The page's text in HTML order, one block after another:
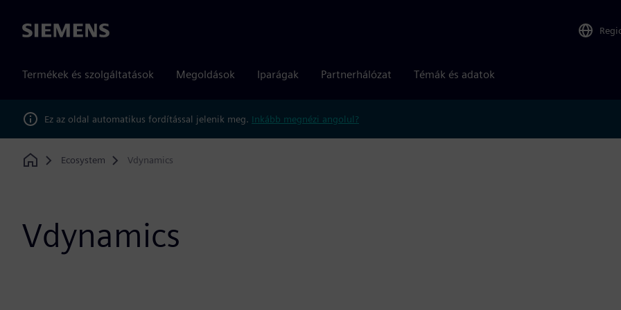
Siemens
Termékek és szolgáltatások Megoldások Iparágak Partnerhálózat Témák és adatok
Ez az oldal automatikus fordítással jelenik meg. Inkább megnézi angolul?
Home
Ecosystem Vdynamics
Vdynamics